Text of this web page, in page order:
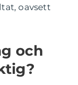
oavsett
och